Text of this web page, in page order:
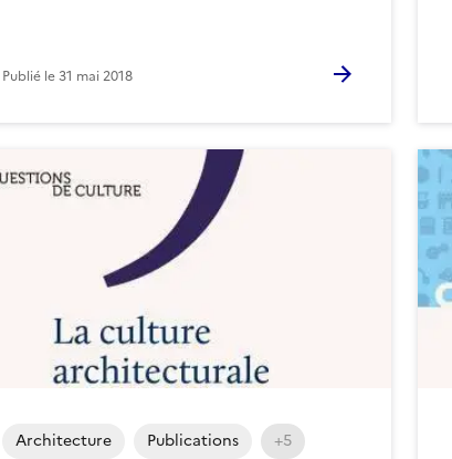
Publié le31 mai 2018
Architecture Publications +5